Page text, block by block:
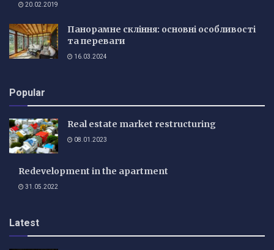
20.02.2019
Панорамне скління: основні особливості
та переваги
16.03.2024
Popular
Real estate market restructuring
08.01.2023
Redevelopment in the apartment
31.05.2022
Latest